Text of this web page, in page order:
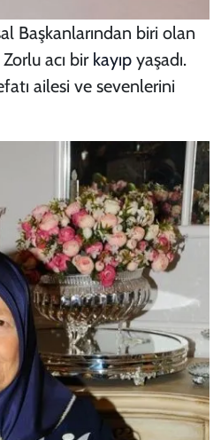
Başkanlarından biri olan
acı bir kayıpyaşadı.
ailesi ve sevenlerini